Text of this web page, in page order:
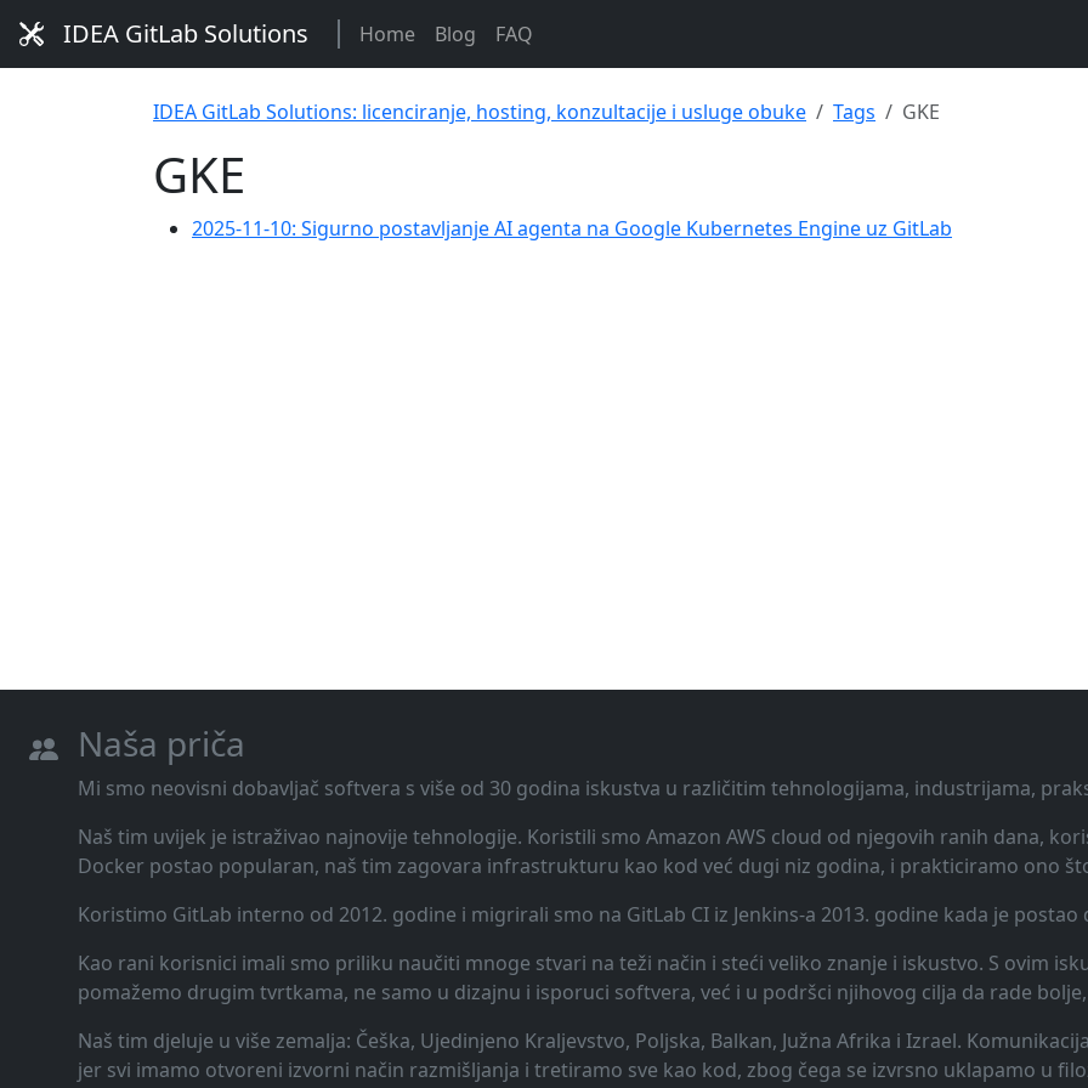
IDEA GitLab Solutions Home Blog FAQ
IDEA GitLab Solutions: licenciranje, hosting, konzultacije i usluge obuke Tags GKE
GKE
2025-11-10: Sigurno postavljanje AI agenta na Google Kubernetes Engine uz GitLab
Naša priča
Mi smo neovisni dobavljač softvera s više od 30 godina iskustva u različitim tehnologijama, industrijama,
Naš tim uvijek je istraživao najnovije tehnologije. Koristili smo Amazon AWS cloud od njegovih ranih dana,
Docker postao popularan, naš tim zagovara infrastrukturu kao kod već dugi niz godina, i prakticiramo ono
Koristimo GitLab interno od 2012. godine i migrirali smo na GitLab CI iz Jenkins-a 2013. godine kada je
Kao rani korisnici imali smo priliku naučiti mnoge stvari na teži način i steći veliko znanje i iskustvo. S ovim
pomažemo drugim tvrtkama, ne samo u dizajnu i isporuci softvera, već i u podršci njihovog cilja da rade
Naš tim djeluje u više zemalja: Češka, Ujedinjeno Kraljevstvo, Poljska, Balkan, Južna Afrika i Izrael.
jer svi imamo otvoreni izvorni način razmišljanja i tretiramo sve kao kod, zbog čega se izvrsno uklapamo u